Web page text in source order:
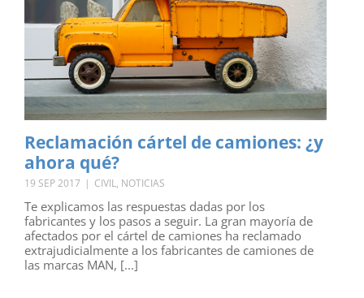
Reclamación cártel de camiones: ¿y
ahora qué?
19 SEP 2017 | CIVIL, NOTICIAS
Te explicamos las respuestas dadas por los
fabricantes y los pasos a seguir. La gran mayoría de
afectados por el cártel de camiones ha reclamado
extrajudicialmente a los fabricantes de camiones de
las marcas MAN, [...]